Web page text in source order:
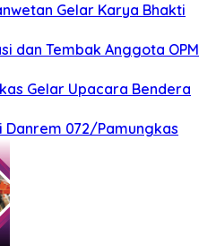
Gelar Karya Bhakti
dan Tembak Anggota OPM
Gelar Upacara Bendera
072/Pamungkas